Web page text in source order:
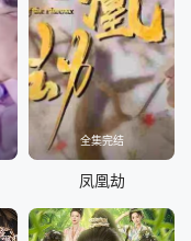
全集完结
凤凰劫